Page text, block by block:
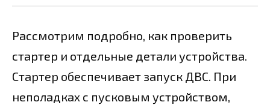
Рассмотрим подробно, как проверить
стартер и отдельные детали устройства.
Стартер обеспечивает запуск ДВС. При
неполадках с пусковым устройством,